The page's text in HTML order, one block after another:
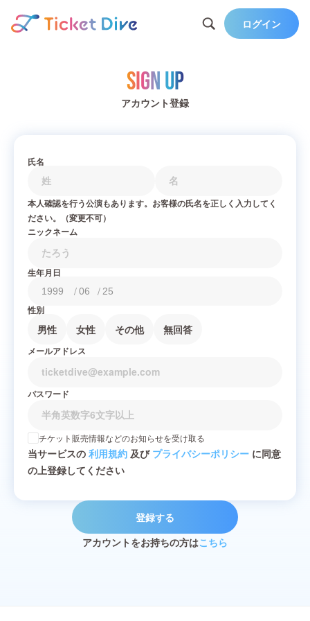
ログイン
Sign Up
アカウント登録
氏名
本人確認を行う公演もあります。お客様の氏名を正しく入力してく
ださい。（変更不可）
ニックネーム
生年月日
/ /
性別
男性 女性 その他 無回答
メールアドレス
パスワード
チケット販売情報などのお知らせを受け取る
当サービスの 利用規約 及び プライバシーポリシー に同意
の上登録してください
登録する
アカウントをお持ちの方はこちら